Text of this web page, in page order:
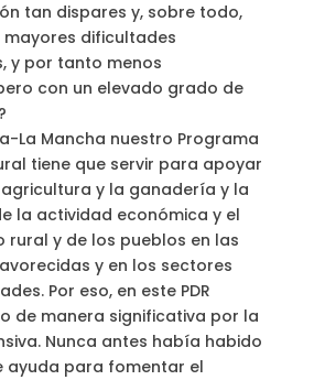
tan dispares y, sobre todo,
dificultades
y por tanto menos
con un elevado grado de
La Mancha nuestro Programa
tiene que servir para apoyar
y la ganadería y la
la actividad económica y el
rural y de los pueblos en las
y en los sectores
Por eso, en este PDR
de manera significativa por la
Nunca antes había habido
ayuda para fomentar el